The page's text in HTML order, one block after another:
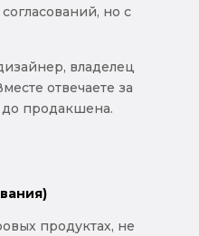
но с
владелец
отвечаете за
продакшена.
продуктах, не